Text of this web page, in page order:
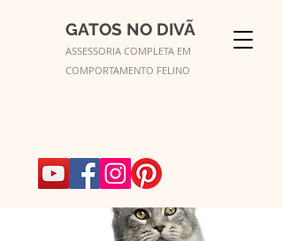
GATOS NO DIVÃ
ASSESSORIA COMPLETA EM
COMPORTAMENTO FELINO